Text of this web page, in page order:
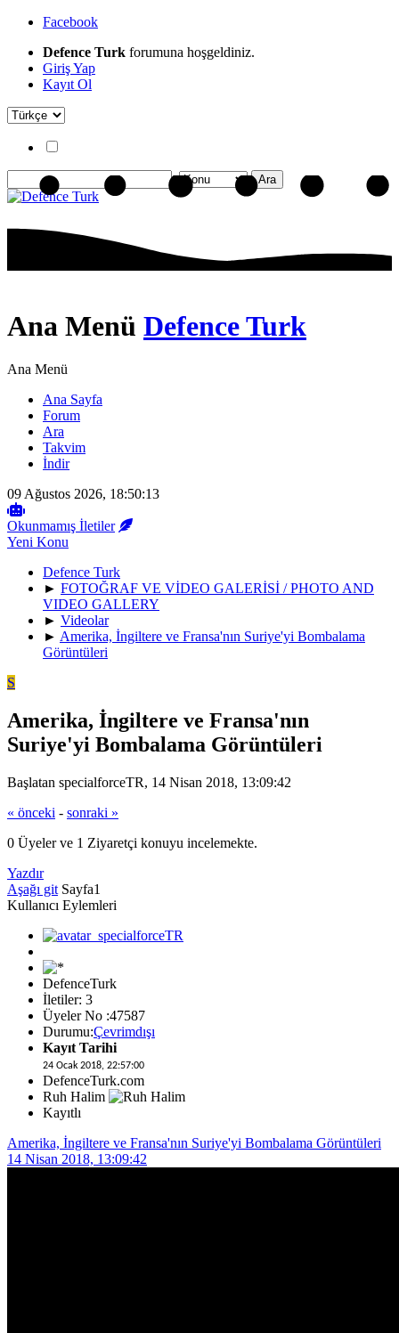
Facebook
Defence Turk forumuna hoşgeldiniz.
Giriş Yap
Kayıt Ol
Ana Menü Defence Turk
Ana Menü
Ana Sayfa
Forum
Ara
Takvim
İndir
09 Ağustos 2026, 18:50:13
Okunmamış İletiler
Yeni Konu
Defence Turk
► FOTOĞRAF VE VİDEO GALERİSİ / PHOTO AND
VIDEO GALLERY
► Videolar
► Amerika, İngiltere ve Fransa'nın Suriye'yi Bombalama
Görüntüleri
S
Amerika, İngiltere ve Fransa'nın
Suriye'yi Bombalama Görüntüleri
Başlatan specialforceTR, 14 Nisan 2018, 13:09:42
« önceki - sonraki »
0 Üyeler ve 1 Ziyaretçi konuyu incelemekte.
Yazdır
Aşağı git Sayfa1
Kullanıcı Eylemleri
DefenceTurk
İletiler: 3
Üyeler No :47587
Durumu:Çevrimdışı
Kayıt Tarihi
24 Ocak 2018, 22:57:00
DefenceTurk.com
Ruh Halim
Kayıtlı
Amerika, İngiltere ve Fransa'nın Suriye'yi Bombalama Görüntüleri
14 Nisan 2018, 13:09:42